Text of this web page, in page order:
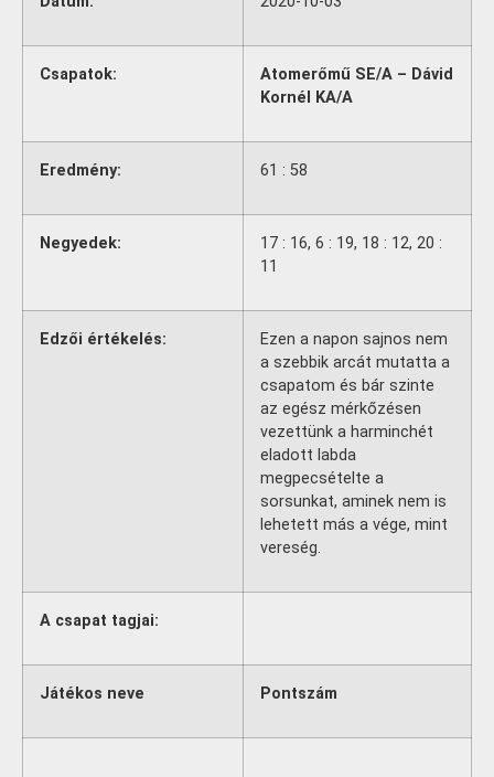
Csapatok:
Atomerőmű SE/A – Dávid
Kornél KA/A
Eredmény: 61 : 58
Negyedek:
17 : 16, 6 : 19, 18 : 12, 20 :
11
Edzői értékelés:
Ezen a napon sajnos nem
a szebbik arcát mutatta a
csapatom és bár szinte
az egész mérkőzésen
vezettünk a harminchét
eladott labda
megpecsételte a
sorsunkat, aminek nem is
lehetett más a vége, mint
vereség.
A csapat tagjai:
Játékos neve Pontszám